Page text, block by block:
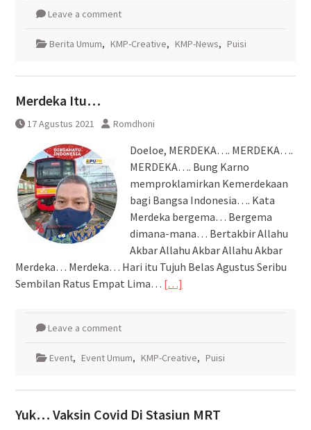
Leave a comment
Berita Umum, KMP-Creative, KMP-News, Puisi
Merdeka Itu…
17 Agustus 2021 Romdhoni
Doeloe, MERDEKA…. MERDEKA….
MERDEKA…. Bung Karno
memproklamirkan Kemerdekaan
bagi Bangsa Indonesia…. Kata
Merdeka bergema… Bergema
dimana-mana… Bertakbir Allahu
Akbar Allahu Akbar Allahu Akbar
Merdeka… Merdeka… Hari itu Tujuh Belas Agustus Seribu
Sembilan Ratus Empat Lima… […]
Leave a comment
Event, Event Umum, KMP-Creative, Puisi
Yuk… Vaksin Covid Di Stasiun MRT